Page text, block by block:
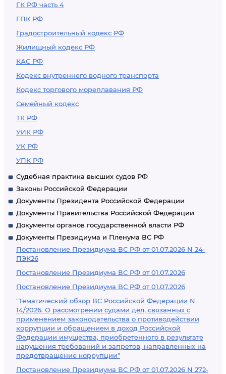
ГК РФ часть 4
ГПК РФ
Градостроительный кодекс РФ
Жилищный кодекс РФ
КАС РФ
Кодекс внутреннего водного транспорта
Кодекс торгового мореплавания РФ
Семейный кодекс
ТК РФ
УИК РФ
УК РФ
УПК РФ
Судебная практика высших судов РФ
Законы Российской Федерации
Документы Президента Российской Федерации
Документы Правительства Российской Федерации
Документы органов государственной власти РФ
Документы Президиума и Пленума ВС РФ
Постановление Президиума ВС РФ от 01.07.2026 N 24-
ПЭК26
Постановление Президиума ВС РФ от 01.07.2026
Постановление Президиума ВС РФ от 01.07.2026
"Тематический обзор ВС Российской Федерации N
14/2026. О рассмотрении судами дел, связанных с
применением законодательства о противодействии
коррупции и обращением в доход Российской
Федерации имущества, приобретенного в результате
нарушения требований и запретов, направленных на
предотвращение коррупции"
Постановление Президиума ВС РФ от 01.07.2026 N 272-